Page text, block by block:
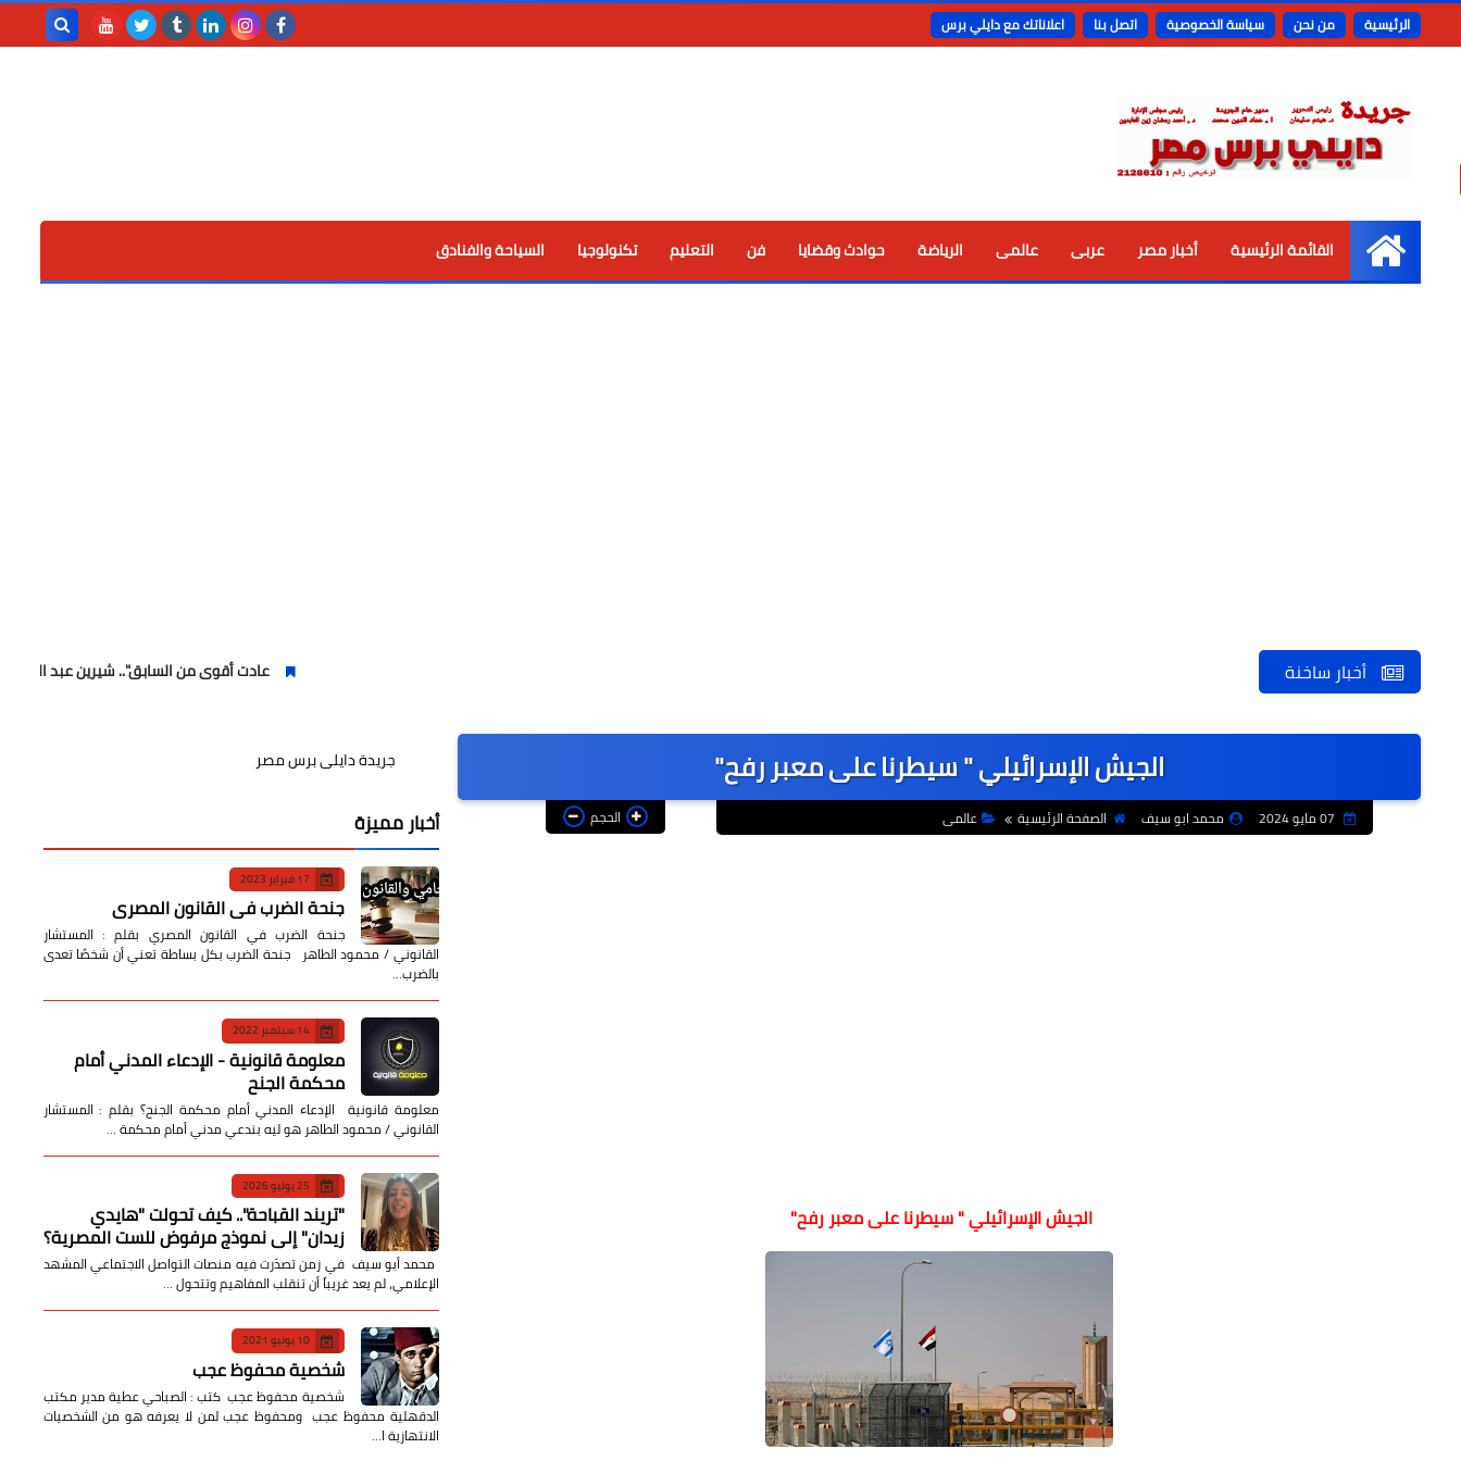
الرئيسية من نحن سياسة الخصوصية اتصل بنا اعلاناتك مع دايلي برس
الرئيسية
القائمة الرئيسية أخبار مصر عربى عالمى الرياضة حوادث وقضايا فن التعليم تكنولوجيا السياحة والفنادق
أخبار ساخنة عادت أقوى من السابق".. شيرين عبد الوهاب تتألق في
الجيش الإسرائيلي " سيطرنا على معبر رفح"
محمد ابو سيف الصفحة الرئيسية عالمى الحجم
الجيش الإسرائيلي " سيطرنا على معبر رفح"
جريدة دايلى برس مصر
أخبار مميزة
17 فبراير 2023
جنحة الضرب في القانون المصري
جنحة الضرب في القانون المصري بقلم : المستشار
القانوني / محمود الطاهر جنحة الضرب بكل بساطة تعني أن شخصًا تعدى
بالضرب…
14 سبتمبر 2022
معلومة قانونية - الإدعاء المدني أمام
محكمة الجنح
معلومة قانونية الإدعاء المدني أمام محكمة الجنح؟ بقلم : المستشار
القانوني / محمود الطاهر هو ليه بندعي مدني أمام محكمة …
25 يوليو 2026
​"تريند القباحة".. كيف تحولت "هايدي
زيدان" إلى نموذج مرفوض للست المصرية؟
​ محمد أبو سيف ​في زمن تصدّرت فيه منصات التواصل الاجتماعي المشهد
الإعلامي، لم يعد غريباً أن تنقلب المفاهيم وتتحول …
10 يونيو 2021
شخصية محفوظ عجب
شخصية محفوظ عجب كتب : الصباحي عطية مدير مكتب
الدقهلية محفوظ عجب ومحفوظ عجب لمن لا يعرفه هو من الشخصيات
الانتهازية ا…